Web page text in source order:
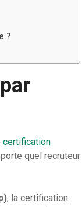
?
certification
quel recruteur
, la certification